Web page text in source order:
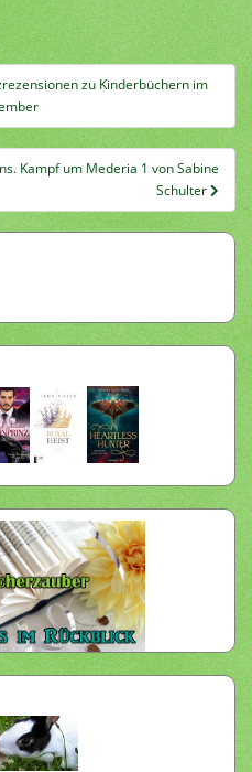
zu Kinderbüchern im
Kampf um Mederia 1 von Sabine
Schulter